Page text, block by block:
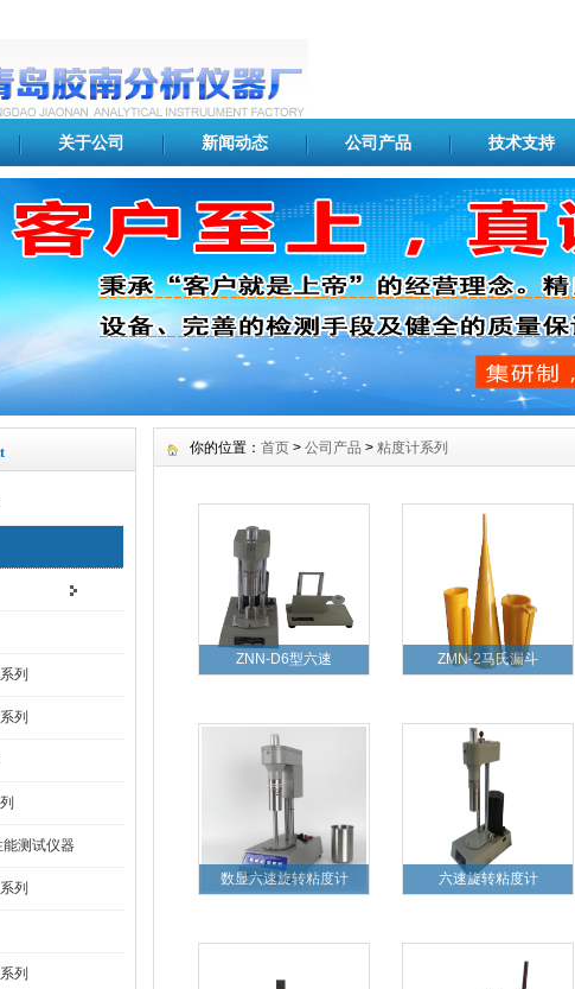
关于公司 新闻动态 公司产品 技术支持
列
列
能测试仪器
列
列
你的位置： 首页 > 公司产品 > 粘度计系列
ZNN-D6型六速 ZMN-2马氏漏斗
数显六速旋转粘度计 六速旋转粘度计